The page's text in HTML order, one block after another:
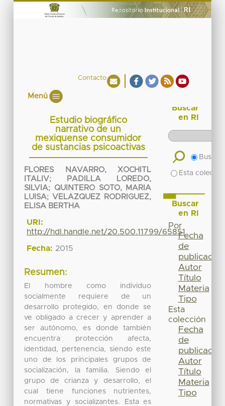
Contacto
Menú
Estudio biográfico
narrativo de un
mexiquense consumidor
de sustancias psicoactivas
FLORES NAVARRO, XOCHITL
ITALIV;
PADILLA LOREDO,
SILVIA; QUINTERO SOTO, MARIA
LUISA; VELAZQUEZ RODRIGUEZ,
ELISA BERTHA
URI:
http://hdl.handle.net/20.500.11799/65851
Fecha: 2015
Resumen:
El hombre como individuo
socialmente requiere de un
desarrollo protegido, en donde se
ve obligado a crecer y aprender a
ser autónomo, es donde también
encuentra protección afecta,
identidad, pertenencia, siendo este
uno de los principales grupos de
socialización, la familia. Siendo el
grupo de crianza y desarrollo, el
cual tiene funciones nutrientes,
normativas y socializantes. Esta es
Buscar
en RI
Buscar
Esta
Buscar
en RI
Por
Fecha
de
publicación
Autor
Título
Materia
Tipo
Esta
colección
Fecha
de
publicación
Autor
Título
Materia
Tipo